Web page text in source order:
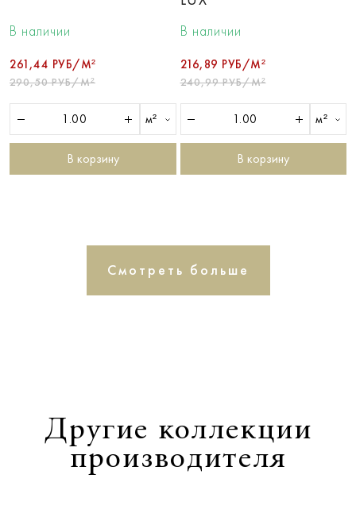
В наличии
261,44 РУБ/М²
290,50 РУБ/М²
м²
В корзину
В наличии
216,89 РУБ/М²
240,99 РУБ/М²
м²
В корзину
Смотреть больше
Другие коллекции
производителя